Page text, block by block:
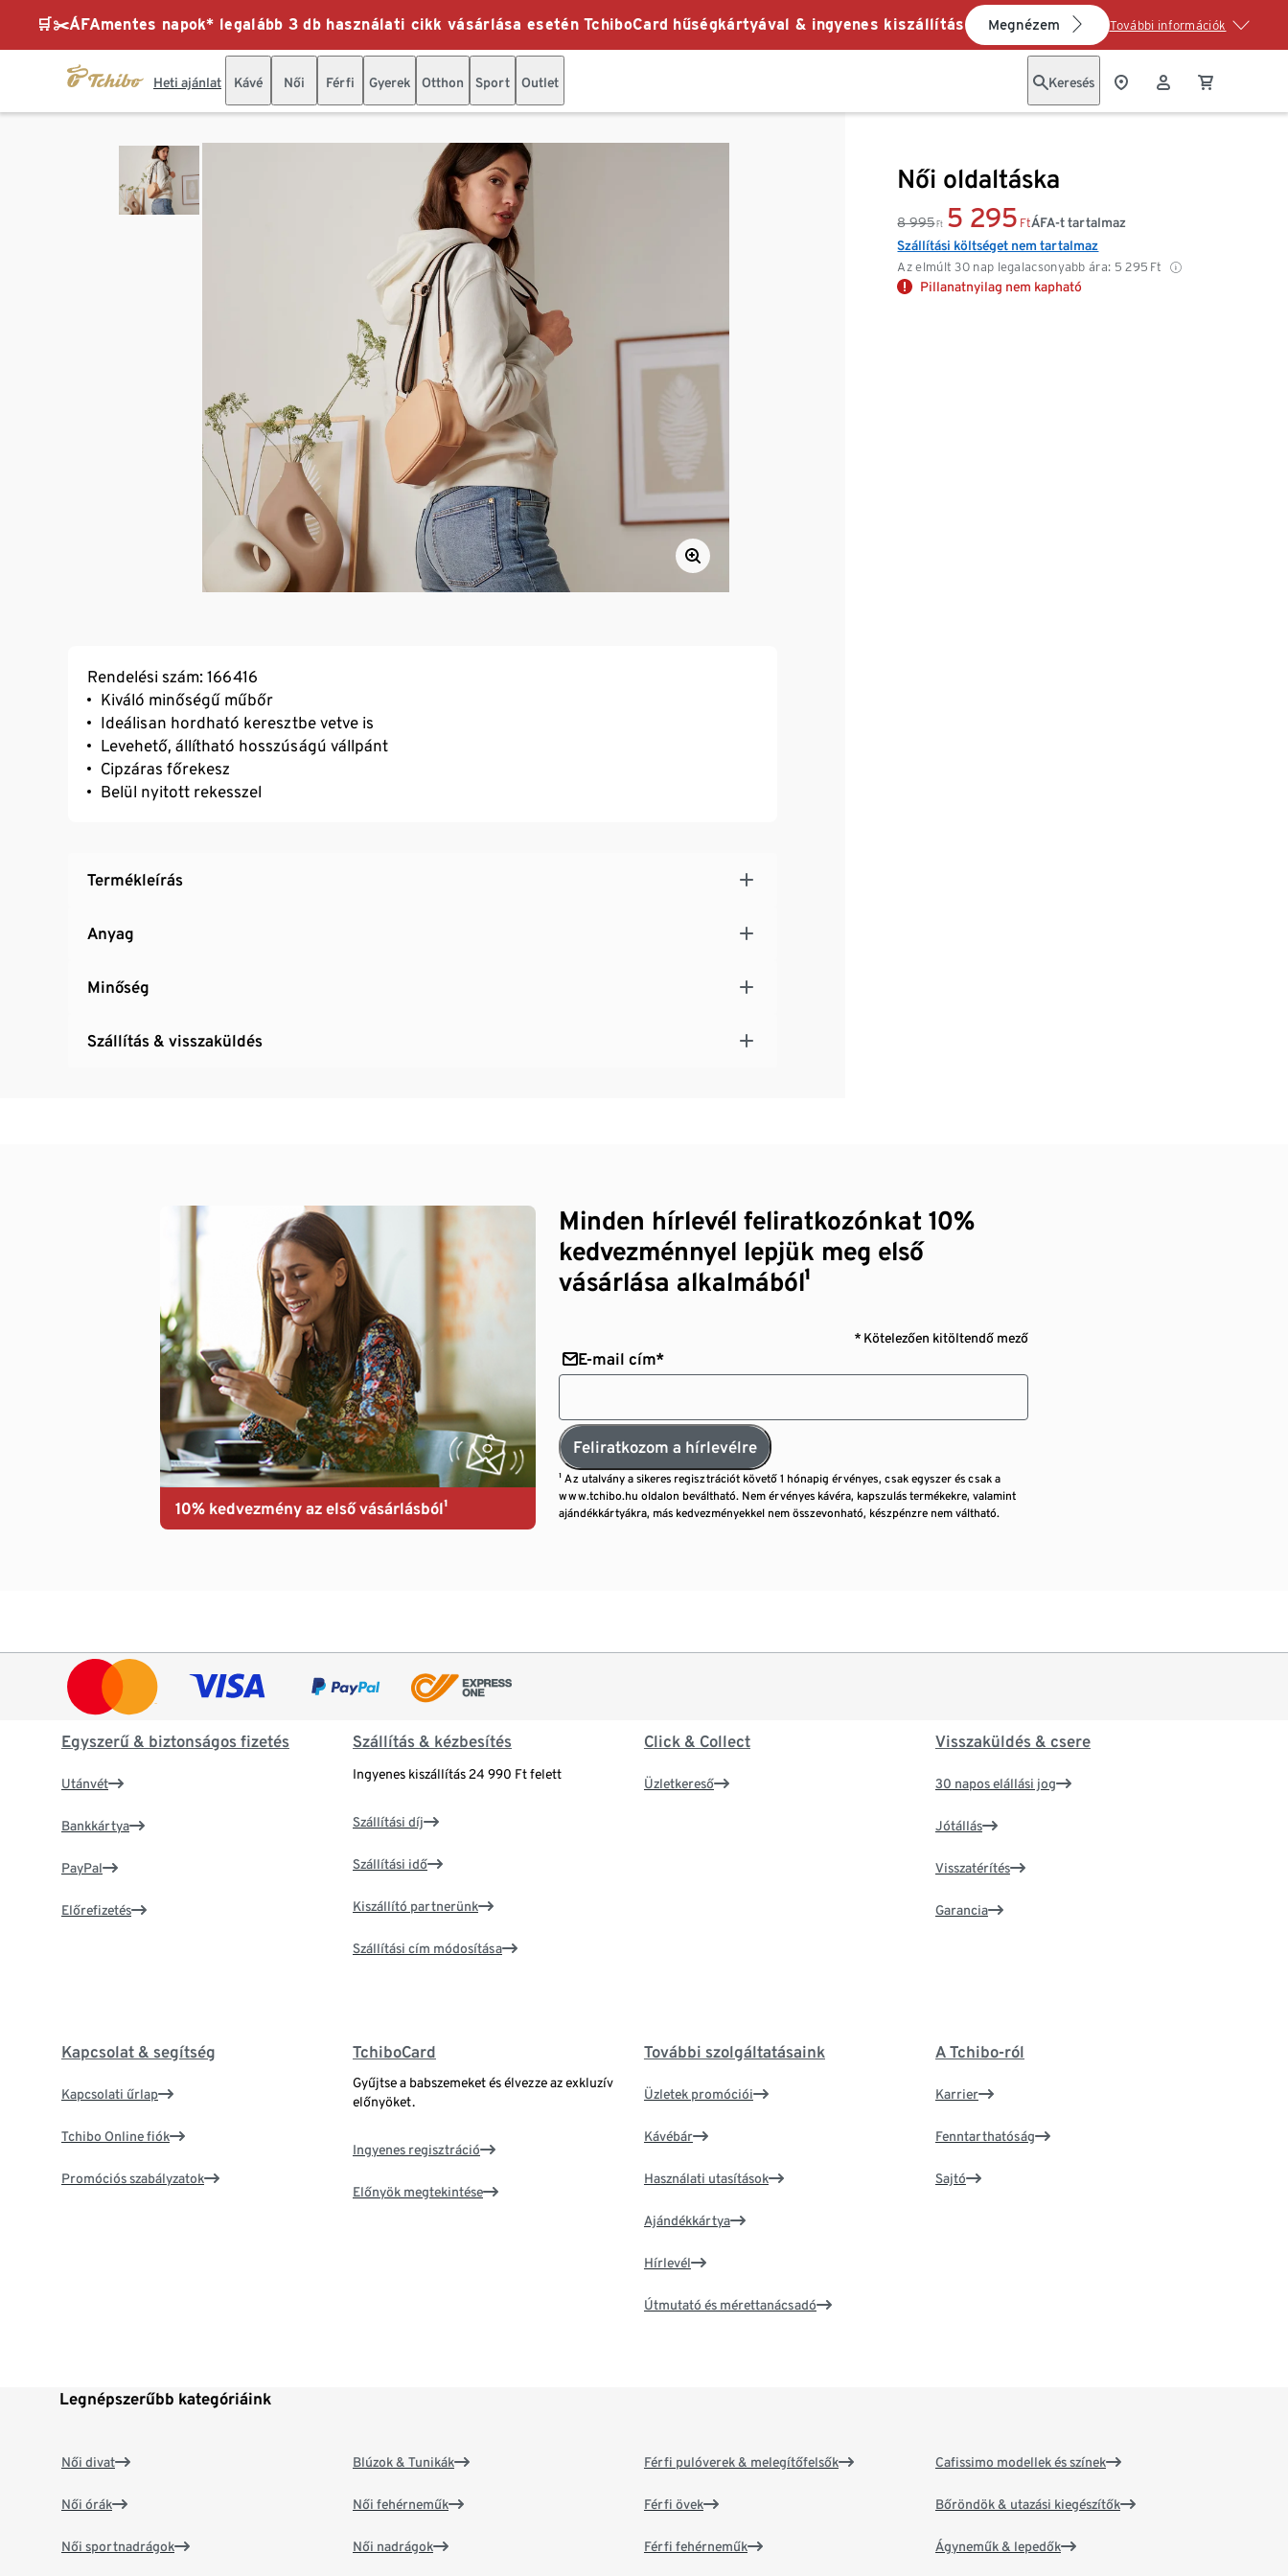
🛒✂️ÁFAmentes napok* legalább 3 db használati cikk vásárlása esetén TchiboCard hűségkártyával & ingyenes kiszállítás Megnézem További információk
Heti ajánlat Kávé Női Férfi Gyerek Otthon Sport Outlet Keresés
Női oldaltáska
8 995 Ft 5 295 Ft
Az elmúlt 30 nap legalacsonyabb ára: 5 295 Ft
ÁFA-t tartalmaz
Szállítási költséget nem tartalmaz
Pillanatnyilag nem kapható
Rendelési szám: 166416
Kiváló minőségű műbőr
Ideálisan hordható keresztbe vetve is
Levehető, állítható hosszúságú vállpánt
Cipzáras főrekesz
Belül nyitott rekesszel
Termékleírás
Anyag
Minőség
Szállítás & visszaküldés
10% kedvezmény az első vásárlásból¹
Minden hírlevél feliratkozónkat 10%
kedvezménnyel lepjük meg első
vásárlása alkalmából¹
* Kötelezően kitöltendő mező
E-mail cím*
Feliratkozom a hírlevélre
¹ Az utalvány a sikeres regisztrációt követő 1 hónapig érvényes, csak egyszer és csak a
www.tchibo.hu oldalon beváltható. Nem érvényes kávéra, kapszulás termékekre, valamint
ajándékkártyákra, más kedvezményekkel nem összevonható, készpénzre nem váltható.
Egyszerű & biztonságos fizetés
Utánvét
Bankkártya
PayPal
Előrefizetés
Szállítás & kézbesítés
Ingyenes kiszállítás 24 990 Ft felett
Szállítási díj
Szállítási idő
Kiszállító partnerünk
Szállítási cím módosítása
Click & Collect
Üzletkereső
Visszaküldés & csere
30 napos elállási jog
Jótállás
Visszatérítés
Garancia
Kapcsolat & segítség
Kapcsolati űrlap
Tchibo Online fiók
Promóciós szabályzatok
TchiboCard
Gyűjtse a babszemeket és élvezze az exkluzív
előnyöket.
Ingyenes regisztráció
Előnyök megtekintése
További szolgáltatásaink
Üzletek promóciói
Kávébár
Használati utasítások
Ajándékkártya
Hírlevél
Útmutató és mérettanácsadó
A Tchibo-ról
Karrier
Fenntarthatóság
Sajtó
Legnépszerűbb kategóriáink
Női divat
Női órák
Női sportnadrágok
Blúzok & Tunikák
Női fehérneműk
Női nadrágok
Férfi pulóverek & melegítőfelsők
Férfi övek
Férfi fehérneműk
Cafissimo modellek és színek
Bőröndök & utazási kiegészítők
Ágyneműk & lepedők